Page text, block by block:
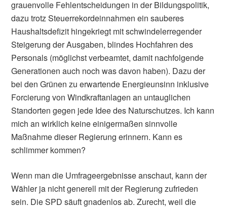
grauenvolle Fehlentscheidungen in der Bildungspolitik,
dazu trotz Steuerrekordeinnahmen ein sauberes
Haushaltsdefizit hingekriegt mit schwindelerregender
Steigerung der Ausgaben, blindes Hochfahren des
Personals (möglichst verbeamtet, damit nachfolgende
Generationen auch noch was davon haben). Dazu der
bei den Grünen zu erwartende Energieunsinn inklusive
Forcierung von Windkraftanlagen an untauglichen
Standorten gegen jede Idee des Naturschutzes. Ich kann
mich an wirklich keine einigermaßen sinnvolle
Maßnahme dieser Regierung erinnern. Kann es
schlimmer kommen?
Wenn man die Umfrageergebnisse anschaut, kann der
Wähler ja nicht generell mit der Regierung zufrieden
sein. Die SPD säuft gnadenlos ab. Zurecht, weil die